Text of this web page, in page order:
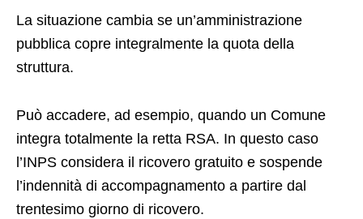
La situazione cambia se un’amministrazione
pubblica copre integralmente la quota della
struttura.
Può accadere, ad esempio, quando un Comune
integra totalmente la retta RSA. In questo caso
l’INPS considera il ricovero gratuito e sospende
l’indennità di accompagnamento a partire dal
trentesimo giorno di ricovero.